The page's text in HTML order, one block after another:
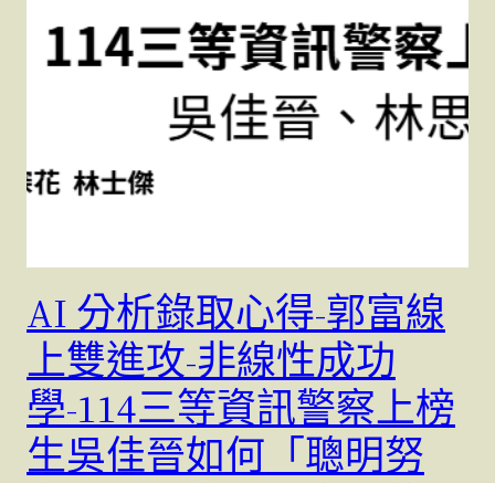
AI 分析錄取心得-郭富線
上雙進攻-非線性成功
學-114三等資訊警察上榜
生吳佳晉如何「聰明努